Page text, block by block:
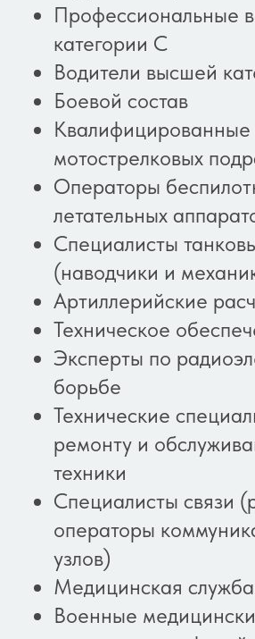
Профессиональные
категории C
Водители высшей
Боевой состав
Квалифицированные
мотострелковых
Операторы
летательных
Специалисты
(наводчики и
Артиллерийские
Техническое
Эксперты по
борьбе
Технические
ремонту и
техники
Специалисты связи
операторы
узлов)
Медицинская служба
Военные